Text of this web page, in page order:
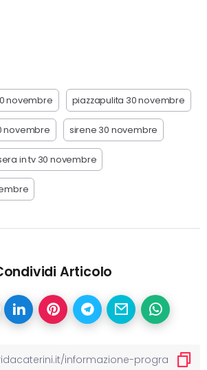
novembre piazzapulita 30 novembre
novembre sirene 30 novembre
in tv 30 novembre
Articolo